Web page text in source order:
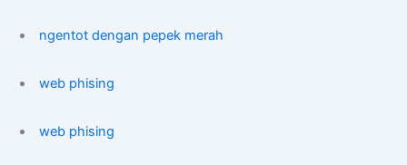
ngentot dengan pepek merah
web phising
web phising